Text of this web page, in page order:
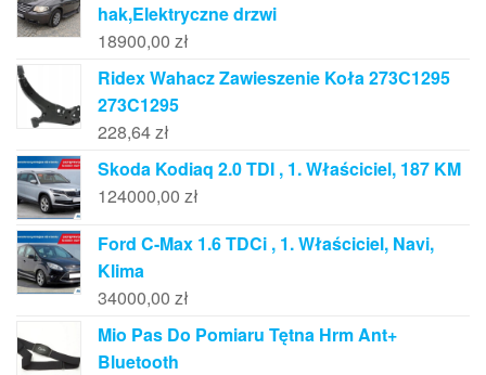
hak,Elektryczne drzwi
18900,00 zł
Ridex Wahacz Zawieszenie Koła 273C1295
273C1295
228,64zł
Skoda Kodiaq 2.0 TDI , 1. Właściciel, 187 KM
124000,00 zł
Ford C-Max 1.6 TDCi , 1. Właściciel, Navi,
Klima
34000,00 zł
Mio Pas Do Pomiaru Tętna Hrm Ant+
Bluetooth